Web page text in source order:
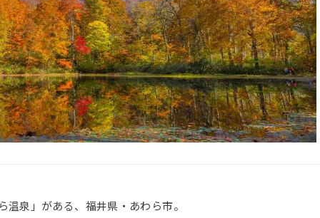
泉」がある、福井県・あわら市。